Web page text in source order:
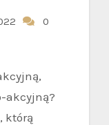
0
akcyjną?
którą